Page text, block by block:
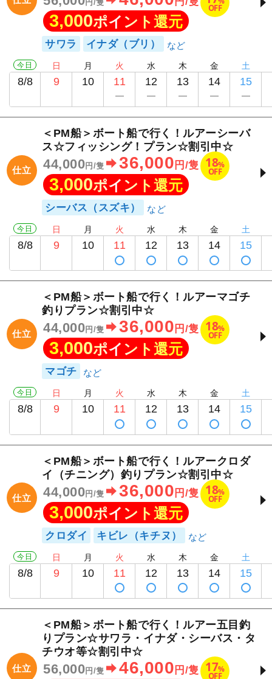
円/隻 OFF
3,000ポイント還元
サワラ イナダ（ブリ）
今日
8/8
日
9
月
10
火
11
水
12
木
13
金
14
土
15
仕立
＜PM船＞ボート船で行く！ルアーシーバ
ス☆フィッシング！プラン☆割引中☆
44,000 円/隻 36,000 円/隻 18%
OFF
3,000ポイント還元
シーバス（スズキ）
今日
8/8
日
9
月
10
火
11
水
12
木
13
金
14
土
15
仕立
＜PM船＞ボート船で行く！ルアーマゴチ
釣りプラン☆割引中☆
44,000 円/隻 36,000 円/隻 18%
OFF
3,000ポイント還元
マゴチ
今日
8/8
日
9
月
10
火
11
水
12
木
13
金
14
土
15
仕立
＜PM船＞ボート船で行く！ルアークロダ
イ（チニング）釣りプラン☆割引中☆
44,000円/隻 36,000 円/隻 18%
OFF
3,000ポイント還元
クロダイ キビレ（キチヌ）
今日
8/8
日
9
月
10
火
11
水
12
木
13
金
14
土
15
仕立
＜PM船＞ボート船で行く！ルアー五目釣
りプラン☆サワラ・イナダ・シーバス・タ
チウオ等☆割引中☆
56,000円/隻 46,000 円/隻 17%
OFF